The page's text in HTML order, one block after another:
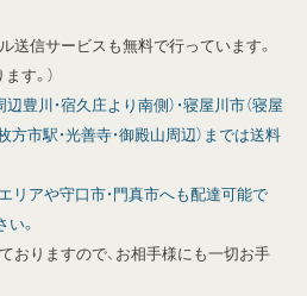
送信サービスも無料で行っています。
す。）
豊川・宿久庄より南側）・寝屋川市（寝屋
方市駅・光善寺・御殿山周辺）までは送料
リアや守口市・門真市へも配達可能で
。
おりますので、お相手様にも一切お手